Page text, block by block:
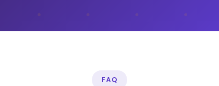
FAQ